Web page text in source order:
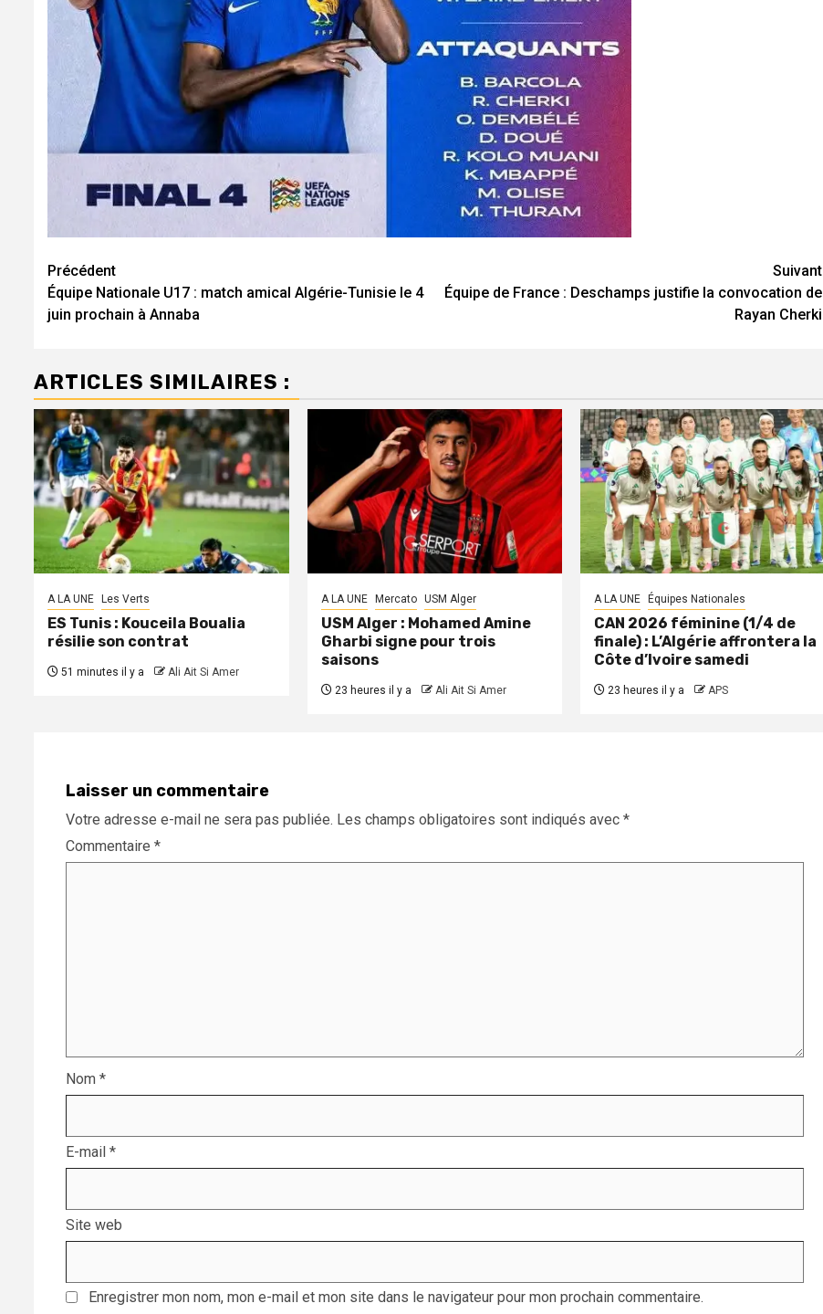
Navigation
d’article
Précédent
Équipe Nationale U17 : match amical Algérie-Tunisie le 4
juin prochain à Annaba
Suivant
Équipe de France : Deschamps justifie la convocation de
Rayan Cherki
ARTICLES SIMILAIRES :
A LA UNE Les Verts
ES Tunis : Kouceila Boualia
résilie son contrat
51 minutes il y a Ali Ait Si Amer
A LA UNE Mercato USM Alger
USM Alger : Mohamed Amine
Gharbi signe pour trois
saisons
23 heures il y a Ali Ait Si Amer
A LA UNE Équipes Nationales
CAN 2026 féminine (1/4 de
finale) : L’Algérie affrontera la
Côte d’Ivoire samedi
23 heures il y a APS
Laisser un commentaire
Votre adresse e-mail ne sera pas publiée. Les champs obligatoires sont indiqués avec *
Commentaire *
Nom *
E-mail *
Site web
Enregistrer mon nom, mon e-mail et mon site dans le navigateur pour mon prochain commentaire.